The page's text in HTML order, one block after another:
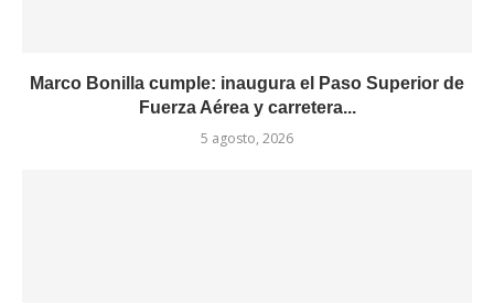
Marco Bonilla cumple: inaugura el Paso Superior de
Fuerza Aérea y carretera...
5 agosto, 2026